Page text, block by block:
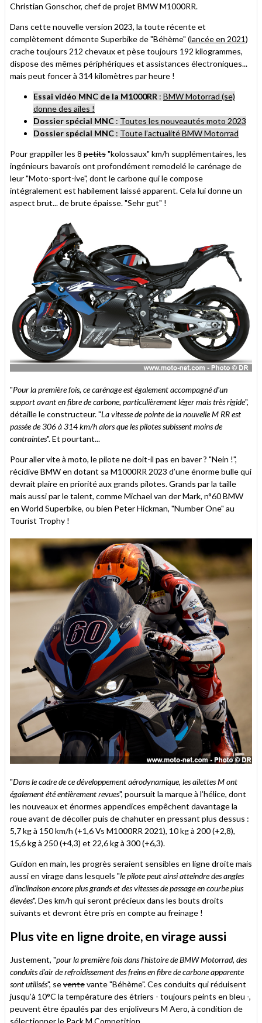
Christian Gonschor, chef de projet BMW M1000RR.
Dans cette nouvelle version 2023, la toute récente et
complètement démente Superbike de "Béhème" (lancée en 2021)
crache toujours 212 chevaux et pèse toujours 192 kilogrammes,
dispose des mêmes périphériques et assistances électroniques...
mais peut foncer à 314 kilomètres par heure !
Essai vidéo MNC de la M1000RR : BMW Motorrad (se)
donne des ailes !
Dossier spécial MNC : Toutes les nouveautés moto 2023
Dossier spécial MNC : Toute l’actualité BMW Motorrad
Pour grappiller les 8 petits"kolossaux" km/h supplémentaires, les
ingénieurs bavarois ont profondément remodelé le carénage de
leur "Moto-sport-ive", dont le carbone qui le compose
intégralement est habilement laissé apparent. Cela lui donne un
aspect brut... de brute épaisse. "Sehr gut" !
"Pour la première fois, ce carénage est également accompagné d'un
support avant en fibre de carbone, particulièrement léger mais très rigide",
détaille le constructeur. "La vitesse de pointe de la nouvelle M RR est
passée de 306 à 314 km/h alors que les pilotes subissent moins de
contraintes". Et pourtant...
Pour aller vite à moto, le pilote ne doit-il pas en baver ? "Nein !",
récidive BMW en dotant sa M1000RR 2023 d’une énorme bulle qui
devrait plaire en priorité aux grands pilotes. Grands par la taille
mais aussi par le talent, comme Michael van der Mark, n°60 BMW
en World Superbike, ou bien Peter Hickman, "Number One" au
Tourist Trophy !
"Dans le cadre de ce développement aérodynamique, les ailettes M ont
également été entièrement revues", poursuit la marque à l’hélice, dont
les nouveaux et énormes appendices empêchent davantage la
roue avant de décoller puis de chahuter en pressant plus dessus :
5,7 kg à 150 km/h (+1,6 Vs M1000RR 2021), 10 kg à 200 (+2,8),
15,6 kg à 250 (+4,3) et 22,6 kg à 300 (+6,3).
Guidon en main, les progrès seraient sensibles en ligne droite mais
aussi en virage dans lesquels "le pilote peut ainsi atteindre des angles
d'inclinaison encore plus grands et des vitesses de passage en courbe plus
élevées". Des km/h qui seront précieux dans les bouts droits
suivants et devront être pris en compte au freinage !
Plus vite en ligne droite, en virage aussi
Justement, "pour la première fois dans l'histoire de BMW Motorrad, des
conduits d'air de refroidissement des freins en fibre de carbone apparente
sont utilisés", seventevante "Béhème". Ces conduits qui réduisent
jusqu’à 10°C la température des étriers - toujours peints en bleu -,
peuvent être épaulés par des enjoliveurs M Aero, à condition de
sélectionner le Pack M Competition...